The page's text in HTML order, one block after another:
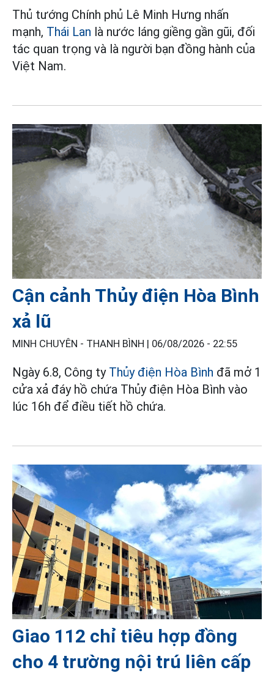
Thủ tướng Chính phủ Lê Minh Hưng nhấn
mạnh, Thái Lan là nước láng giềng gần gũi, đối
tác quan trọng và là người bạn đồng hành của
Việt Nam.
Cận cảnh Thủy điện Hòa Bình
xả lũ
MINH CHUYÊN - THANH BÌNH | 06/08/2026 - 22:55
Ngày 6.8, Công ty Thủy điện Hòa Bình đã mở 1
cửa xả đáy hồ chứa Thủy điện Hòa Bình vào
lúc 16h để điều tiết hồ chứa.
Giao 112 chỉ tiêu hợp đồng
cho 4 trường nội trú liên cấp